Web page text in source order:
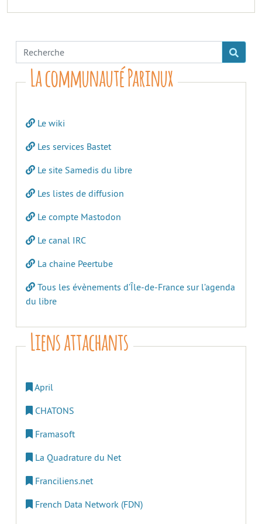
La communauté Parinux
Le wiki
Les services Bastet
Le site Samedis du libre
Les listes de diffusion
Le compte Mastodon
Le canal IRC
La chaine Peertube
Tous les évènements d’Île-de-France sur l’agenda
du libre
Liens attachants
April
CHATONS
Framasoft
La Quadrature du Net
Franciliens.net
French Data Network (FDN)